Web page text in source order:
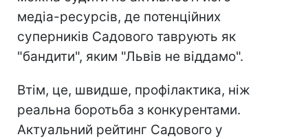
медіа-ресурсів, де потенційних
суперників Садового таврують як
"бандити", яким "Львів не віддамо".
Втім, це, швидше, профілактика, ніж
реальна боротьба з конкурентами.
Актуальний рейтинг Садового у